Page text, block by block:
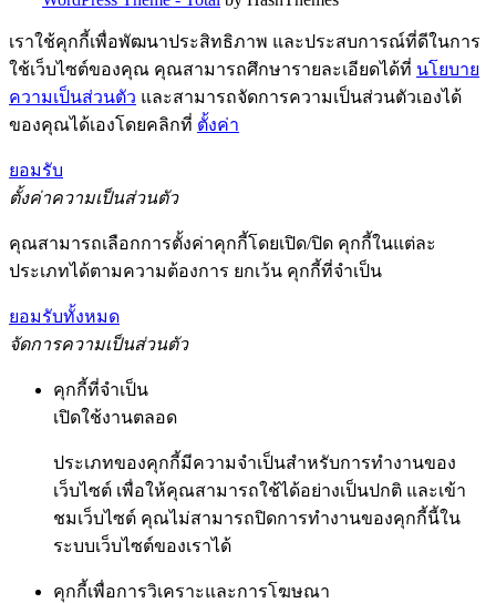
เราใช้คุกกี้เพื่อพัฒนาประสิทธิภาพ และประสบการณ์ที่ดีในการ
ใช้เว็บไซต์ของคุณ คุณสามารถศึกษารายละเอียดได้ที่ นโยบาย
ความเป็นส่วนตัว และสามารถจัดการความเป็นส่วนตัวเองได้
ของคุณได้เองโดยคลิกที่ ตั้งค่า
ยอมรับ
ตั้งค่าความเป็นส่วนตัว
คุณสามารถเลือกการตั้งค่าคุกกี้โดยเปิด/ปิด คุกกี้ในแต่ละ
ประเภทได้ตามความต้องการ ยกเว้น คุกกี้ที่จำเป็น
ยอมรับทั้งหมด
จัดการความเป็นส่วนตัว
คุกกี้ที่จำเป็น
เปิดใช้งานตลอด
ประเภทของคุกกี้มีความจำเป็นสำหรับการทำงานของ
เว็บไซต์ เพื่อให้คุณสามารถใช้ได้อย่างเป็นปกติ และเข้า
ชมเว็บไซต์ คุณไม่สามารถปิดการทำงานของคุกกี้นี้ใน
ระบบเว็บไซต์ของเราได้
คุกกี้เพื่อการวิเคราะและการโฆษณา